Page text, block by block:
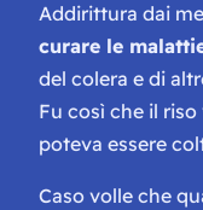
Addirittura dai
curare le
del colera e di
Fu così che il
poteva essere
Caso volle che